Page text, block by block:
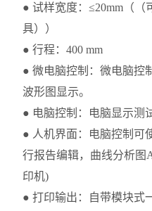
● 试样宽度：≤20mm（（
具））
● 行程：400 mm
● 微电脑控制：微电脑控
波形图显示。
● 电脑控制：电脑显示测
● 人机界面：电脑控制可
行报告编辑，曲线分析图
印机)
● 打印输出：自带模块式